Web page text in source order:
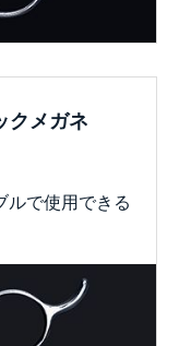
クメガネ
ルで使用できる